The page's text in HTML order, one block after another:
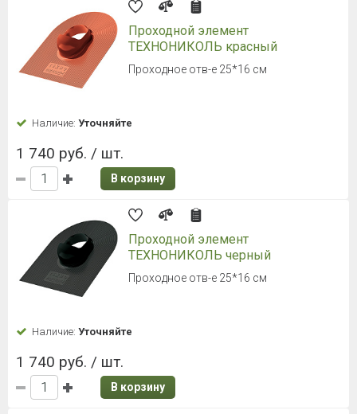
Проходной элемент
ТЕХНОНИКОЛЬ красный
Проходное отв-е 25*16 см
Наличие: Уточняйте
1 740 руб. / шт.
В корзину
Проходной элемент
ТЕХНОНИКОЛЬ черный
Проходное отв-е 25*16 см
Наличие: Уточняйте
1 740 руб. / шт.
В корзину